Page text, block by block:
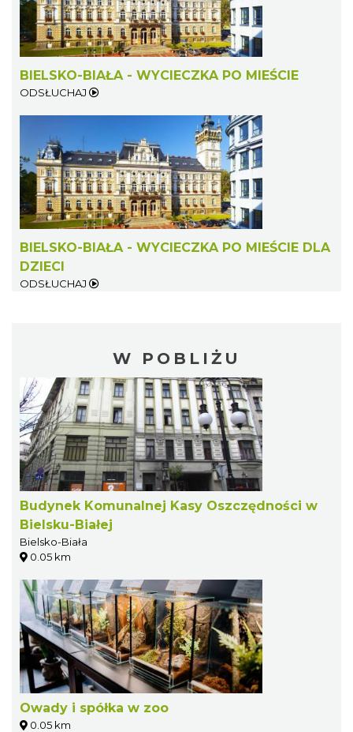
BIELSKO-BIAŁA - WYCIECZKA PO MIEŚCIE
ODSŁUCHAJ
BIELSKO-BIAŁA - WYCIECZKA PO MIEŚCIE DLA
DZIECI
ODSŁUCHAJ
W POBLIŻU
Budynek Komunalnej Kasy Oszczędności w
Bielsku-Białej
Bielsko-Biała
0.05 km
Owady i spółka w zoo
0.05 km